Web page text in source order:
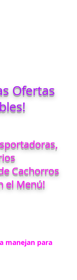
Ofertas
Cachorros
el Menú!
manejan para